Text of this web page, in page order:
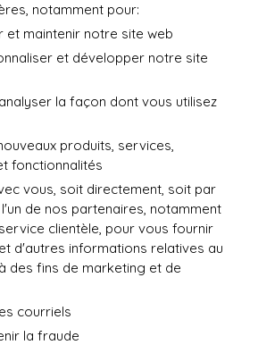
notamment pour:
et maintenir notre site web
et développer notre site
la façon dont vous utilisez
produits, services,
fonctionnalités
vous, soit directement, soit par
de nos partenaires, notamment
clientèle, pour vous fournir
d'autres informations relatives au
des fins de marketing et de
courriels
la fraude